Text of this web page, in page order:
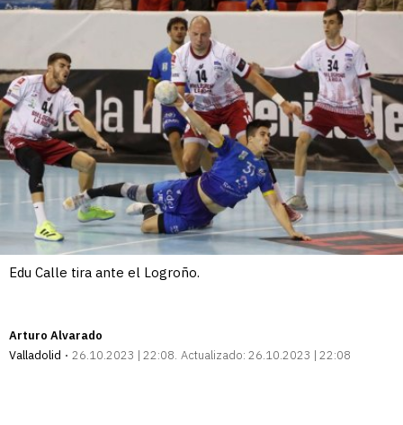
Edu Calle tira ante el Logroño.
Arturo Alvarado
Valladolid
26.10.2023 | 22:08 Actualizado: 26.10.2023 | 22:08